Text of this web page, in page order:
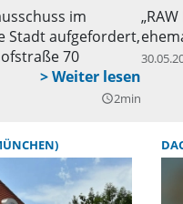
im
Stadt aufgefordert,
70
query_builder2min